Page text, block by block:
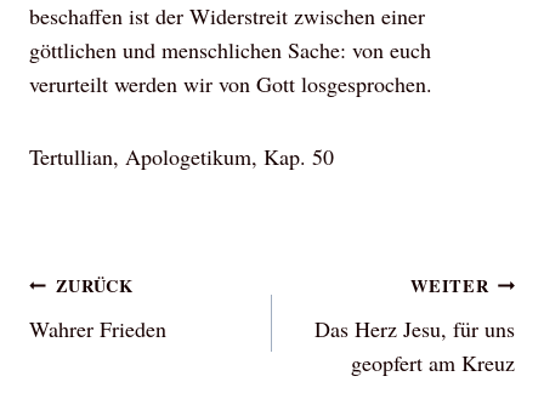
beschaffen ist der Widerstreit zwischen einer
göttlichen und menschlichen Sache: von euch
verurteilt werden wir von Gott losgesprochen.
Tertullian, Apologetikum, Kap. 50
Beitragsnavigation
ZURÜCK
Wahrer Frieden
WEITER
Das Herz Jesu, für uns
geopfert am Kreuz